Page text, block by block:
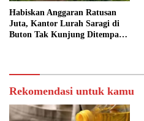
Habiskan Anggaran Ratusan
Juta, Kantor Lurah Saragi di
Buton Tak Kunjung Ditempati,
Rekomendasi untuk kamu